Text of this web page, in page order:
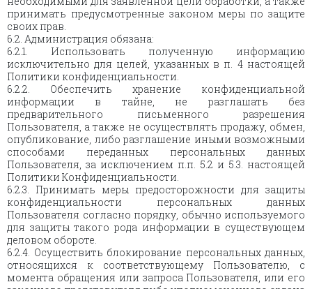
принимать предусмотренные законом меры по защите
своих прав.
6.2. Администрация обязана:
6.2.1. Использовать полученную информацию
исключительно для целей, указанных в п. 4 настоящей
Политики конфиденциальности.
6.2.2. Обеспечить хранение конфиденциальной
информации в тайне, не разглашать без
предварительного письменного разрешения
Пользователя, а также не осуществлять продажу, обмен,
опубликование, либо разглашение иными возможными
способами переданных персональных данных
Пользователя, за исключением п.п. 5.2 и 5.3. настоящей
Политики Конфиденциальности.
6.2.3. Принимать меры предосторожности для защиты
конфиденциальности персональных данных
Пользователя согласно порядку, обычно используемого
для защиты такого рода информации в существующем
деловом обороте.
6.2.4. Осуществить блокирование персональных данных,
относящихся к соответствующему Пользователю, с
момента обращения или запроса Пользователя, или его